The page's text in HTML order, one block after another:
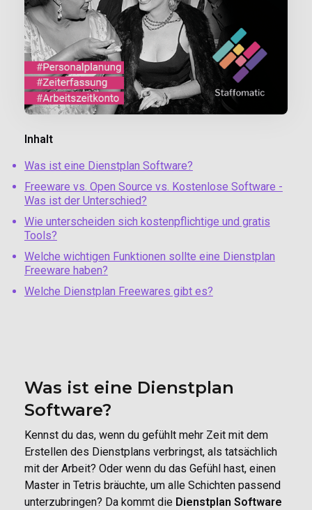
Inhalt
Was ist eine Dienstplan Software?
Freeware vs. Open Source vs. Kostenlose Software -
Was ist der Unterschied?
Wie unterscheiden sich kostenpflichtige und gratis
Tools?
Welche wichtigen Funktionen sollte eine Dienstplan
Freeware haben?
Welche Dienstplan Freewares gibt es?
Was ist eine Dienstplan
Software?
Kennst du das, wenn du gefühlt mehr Zeit mit dem
Erstellen des Dienstplans verbringst, als tatsächlich
mit der Arbeit? Oder wenn du das Gefühl hast, einen
Master in Tetris bräuchte, um alle Schichten passend
unterzubringen? Da kommt die Dienstplan Software